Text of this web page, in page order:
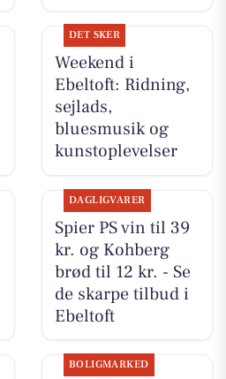
DET SKER
Weekend i
Ebeltoft: Ridning,
sejlads,
bluesmusik og
kunstoplevelser
DAGLIGVARER
Spier PS vin til 39
kr. og Kohberg
brød til 12 kr. - Se
de skarpe tilbud i
Ebeltoft
BOLIGMARKED